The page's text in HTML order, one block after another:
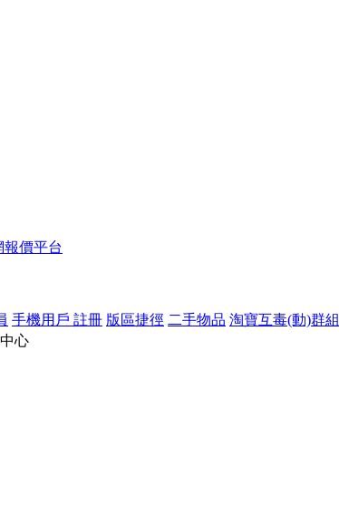
價平台
手機用戶 註冊 版區捷徑 二手物品 淘寶互毒(動)群組
心